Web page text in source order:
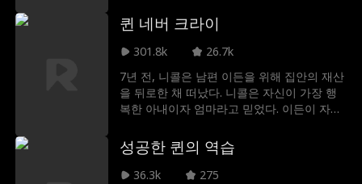
비안을 궁지로 몰아넣는다.
게는 상을 준다.
사랑스러운 딸 릴리가 바로 자신이 그토록 찾
던 딸이라는 걸 모르는데.
퀸 네버 크라이
301.8k
26.7k
7년 전, 니콜은 남편 이든을 위해 집안의 재산
을 뒤로한 채 떠났다. 니콜은 자신이 가장 행
복한 아내이자 엄마라고 믿었다. 이든이 자신
에 보내고 딸을 빼앗기 전까지는 말이다. 둘의
진짜 모습을 알게 된 지금, 니콜은 상속녀로
돌아와 자신의 딸을 되찾고, 모두에게 진짜 여
성공한 퀸의 역습
36.3k
275